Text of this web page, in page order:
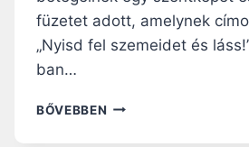
füzetet adott, amelynek
„Nyisd fel szemeidet és
ban…
BŐVEBBEN DR.